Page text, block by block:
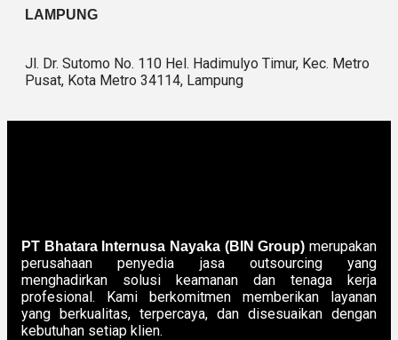
LAMPUNG
Jl. Dr. Sutomo No. 110 Hel. Hadimulyo Timur, Kec. Metro
Pusat, Kota Metro 34114, Lampung
PT Bhatara Internusa Nayaka (BIN Group) merupakan
perusahaan penyedia jasa outsourcing yang
menghadirkan solusi keamanan dan tenaga kerja
profesional. Kami berkomitmen memberikan layanan
yang berkualitas, terpercaya, dan disesuaikan dengan
kebutuhan setiap klien.